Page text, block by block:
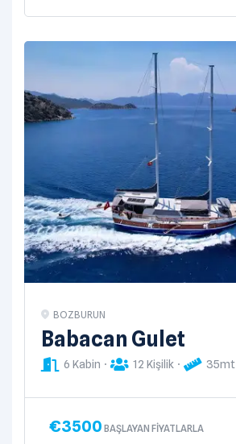
BOZBURUN
Babacan Gulet
6 Kabin 12 Kişilik 35mt
€3500 BAŞLAYAN FIYATLARLA